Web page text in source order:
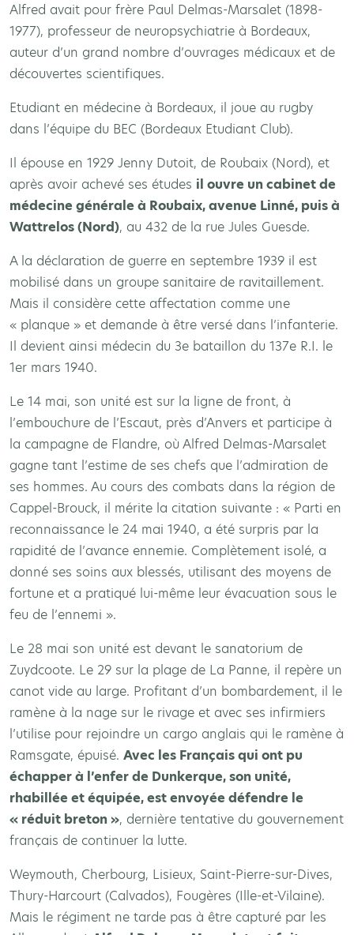
Alfred avait pour frère Paul Delmas-Marsalet (1898-
1977), professeur de neuropsychiatrie à Bordeaux,
auteur d’un grand nombre d’ouvrages médicaux et de
découvertes scientifiques.
Etudiant en médecine à Bordeaux, il joue au rugby
dans l’équipe du BEC (Bordeaux Etudiant Club).
Il épouse en 1929 Jenny Dutoit, de Roubaix (Nord), et
après avoir achevé ses études il ouvre un cabinet de
médecine générale à Roubaix, avenue Linné, puis à
Wattrelos (Nord), au 432 de la rue Jules Guesde.
A la déclaration de guerre en septembre 1939 il est
mobilisé dans un groupe sanitaire de ravitaillement.
Mais il considère cette affectation comme une
« planque » et demande à être versé dans l’infanterie.
Il devient ainsi médecin du 3e bataillon du 137e R.I. le
1er mars 1940.
Le 14 mai, son unité est sur la ligne de front, à
l’embouchure de l’Escaut, près d’Anvers et participe à
la campagne de Flandre, où Alfred Delmas-Marsalet
gagne tant l’estime de ses chefs que l’admiration de
ses hommes. Au cours des combats dans la région de
Cappel-Brouck, il mérite la citation suivante : « Parti en
reconnaissance le 24 mai 1940, a été surpris par la
rapidité de l’avance ennemie. Complètement isolé, a
donné ses soins aux blessés, utilisant des moyens de
fortune et a pratiqué lui-même leur évacuation sous le
feu de l’ennemi ».
Le 28 mai son unité est devant le sanatorium de
Zuydcoote. Le 29 sur la plage de La Panne, il repère un
canot vide au large. Profitant d’un bombardement, il le
ramène à la nage sur le rivage et avec ses infirmiers
l’utilise pour rejoindre un cargo anglais qui le ramène à
Ramsgate, épuisé. Avec les Français qui ont pu
échapper à l’enfer de Dunkerque, son unité,
rhabillée et équipée, est envoyée défendre le
« réduit breton », dernière tentative du gouvernement
français de continuer la lutte.
Weymouth, Cherbourg, Lisieux, Saint-Pierre-sur-Dives,
Thury-Harcourt (Calvados), Fougères (Ille-et-Vilaine).
Mais le régiment ne tarde pas à être capturé par les